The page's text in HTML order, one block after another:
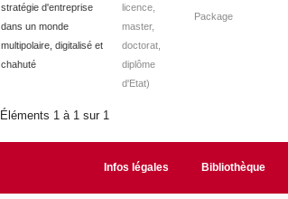
stratégie d'entreprise
dans un monde
multipolaire, digitalisé et
chahuté
licence,
master,
doctorat,
diplôme
d'Etat)
Package
Éléments 1 à 1 sur 1
Infos légales Bibliothèque